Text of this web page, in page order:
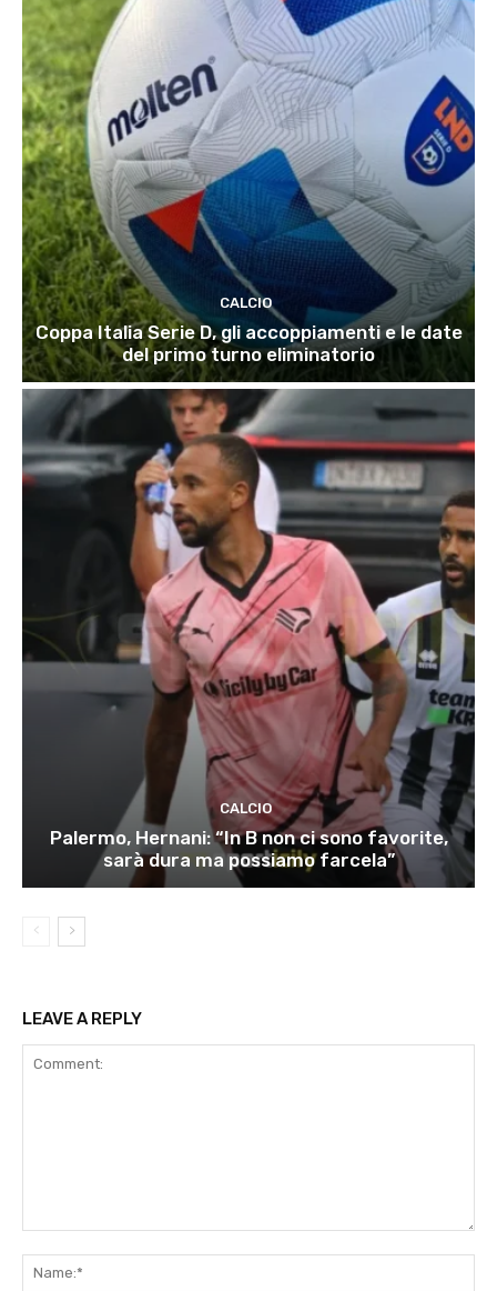
CALCIO
Coppa Italia Serie D, gli accoppiamenti e le date
del primo turno eliminatorio
CALCIO
Palermo, Hernani: “In B non ci sono favorite,
sarà dura ma possiamo farcela”
LEAVE A REPLY